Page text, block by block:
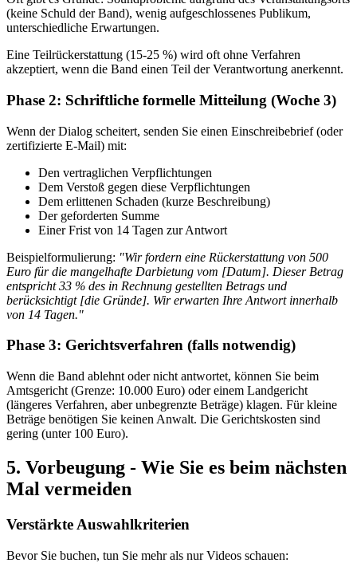
(keine Schuld der Band), wenig aufgeschlossenes Publikum,
unterschiedliche Erwartungen.
Eine Teilrückerstattung (15-25 %) wird oft ohne Verfahren
akzeptiert, wenn die Band einen Teil der Verantwortung anerkennt.
Phase 2: Schriftliche formelle Mitteilung (Woche 3)
Wenn der Dialog scheitert, senden Sie einen Einschreibebrief (oder
zertifizierte E-Mail) mit:
Den vertraglichen Verpflichtungen
Dem Verstoß gegen diese Verpflichtungen
Dem erlittenen Schaden (kurze Beschreibung)
Der geforderten Summe
Einer Frist von 14 Tagen zur Antwort
Beispielformulierung: "Wir fordern eine Rückerstattung von 500
Euro für die mangelhafte Darbietung vom [Datum]. Dieser Betrag
entspricht 33 % des in Rechnung gestellten Betrags und
berücksichtigt [die Gründe]. Wir erwarten Ihre Antwort innerhalb
von 14 Tagen."
Phase 3: Gerichtsverfahren (falls notwendig)
Wenn die Band ablehnt oder nicht antwortet, können Sie beim
Amtsgericht (Grenze: 10.000 Euro) oder einem Landgericht
(längeres Verfahren, aber unbegrenzte Beträge) klagen. Für kleine
Beträge benötigen Sie keinen Anwalt. Die Gerichtskosten sind
gering (unter 100 Euro).
5. Vorbeugung - Wie Sie es beim nächsten
Mal vermeiden
Verstärkte Auswahlkriterien
Bevor Sie buchen, tun Sie mehr als nur Videos schauen: